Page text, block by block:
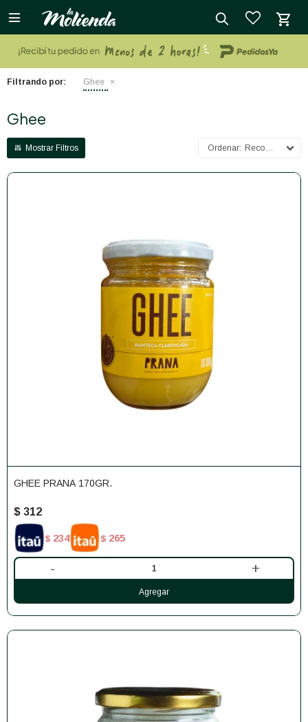

Filtrando por: Ghee
Ghee
Recomendados
GHEE PRANA 170GR.
$ 312
$ 234 $ 265
- +